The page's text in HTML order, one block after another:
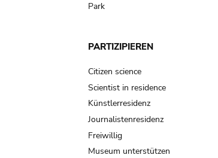
Park
PARTIZIPIEREN
Citizen science
Scientist in residence
Künstlerresidenz
Journalistenresidenz
Freiwillig
Museum unterstützen